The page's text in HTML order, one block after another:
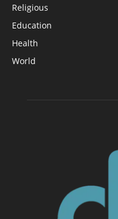
Religious
Education
Health
World